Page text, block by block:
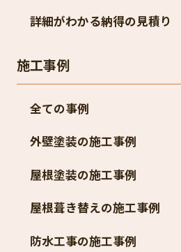
詳細がわかる納得の見積り
施工事例
全ての事例
外壁塗装の施工事例
屋根塗装の施工事例
屋根葺き替えの施工事例
防水工事の施工事例